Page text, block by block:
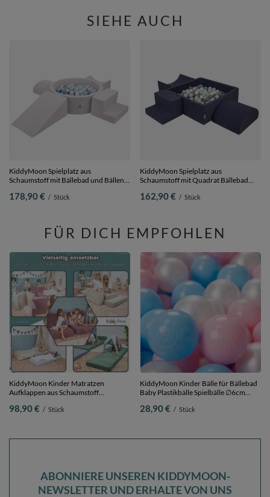
SIEHE AUCH
KiddyMoon Spielplatz aus
Schaumstoff mit Bällebad und Bällen
hellgrau:perle/grau/transparent/babyblue/minze,
178,90 € / Stück
KiddyMoon Spielplatz aus
Schaumstoff mit Quadrat Bällebad
dunkelblau:weiß/grau/minze, Bällebad
162,90 € / Stück
FÜR DICH EMPFOHLEN
KiddyMoon Kinder Matratzen
Aufklappen aus Schaumstoff
Kinderzimmer Faltmatratze, grün,
98,90 € / Stück
KiddyMoon Kinder Bälle für Bällebad
Baby Plastikbälle Spielbälle ∅6cm
blau/puderrosa/perle, 200 Bälle/6cm
28,90 € / Stück
ABONNIERE UNSEREN KIDDYMOON-
NEWSLETTER UND ERHALTE VON UNS